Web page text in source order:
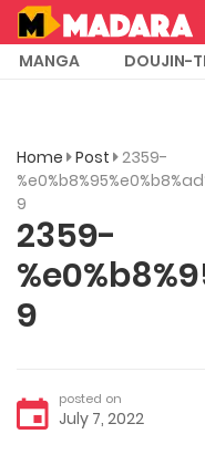
MANGA DOUJIN-
Home Post 2359-
9
2359-
9
posted on
July 7, 2022